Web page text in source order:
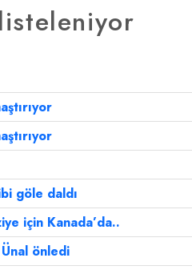
göle daldı
için Kanada’da..
önledi